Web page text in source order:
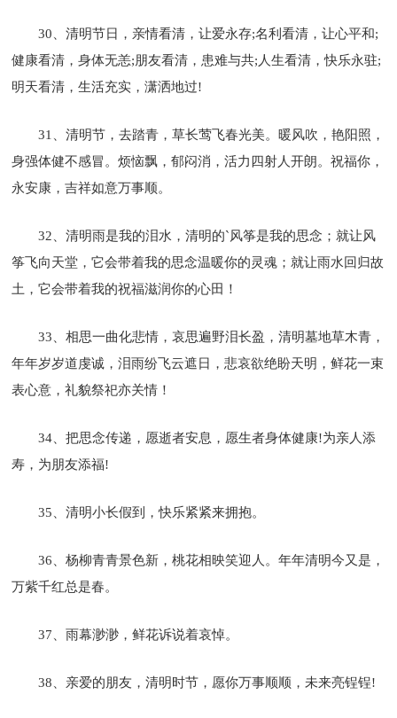
30、清明节日，亲情看清，让爱永存;名利看清，让心平和;
健康看清，身体无恙;朋友看清，患难与共;人生看清，快乐永驻;
明天看清，生活充实，潇洒地过!
31、清明节，去踏青，草长莺飞春光美。暖风吹，艳阳照，
身强体健不感冒。烦恼飘，郁闷消，活力四射人开朗。祝福你，
永安康，吉祥如意万事顺。
32、清明雨是我的泪水，清明的`风筝是我的思念；就让风
筝飞向天堂，它会带着我的思念温暖你的灵魂；就让雨水回归故
土，它会带着我的祝福滋润你的心田！
33、相思一曲化悲情，哀思遍野泪长盈，清明墓地草木青，
年年岁岁道虔诚，泪雨纷飞云遮日，悲哀欲绝盼天明，鲜花一束
表心意，礼貌祭祀亦关情！
34、把思念传递，愿逝者安息，愿生者身体健康!为亲人添
寿，为朋友添福!
35、清明小长假到，快乐紧紧来拥抱。
36、杨柳青青景色新，桃花相映笑迎人。年年清明今又是，
万紫千红总是春。
37、雨幕渺渺，鲜花诉说着哀悼。
38、亲爱的朋友，清明时节，愿你万事顺顺，未来亮锃锃!